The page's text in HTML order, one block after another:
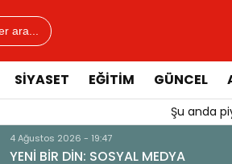
ara...
SIYASET EĞITIM GÜNCEL
Şu anda
4 Ağustos 2026 - 19:47
YENİ BİR DİN: SOSYAL MEDYA